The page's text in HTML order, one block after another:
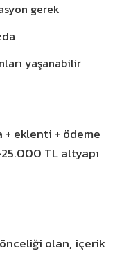
gerek
yaşanabilir
eklenti + ödeme
TL altyapı
önceliği olan, içerik